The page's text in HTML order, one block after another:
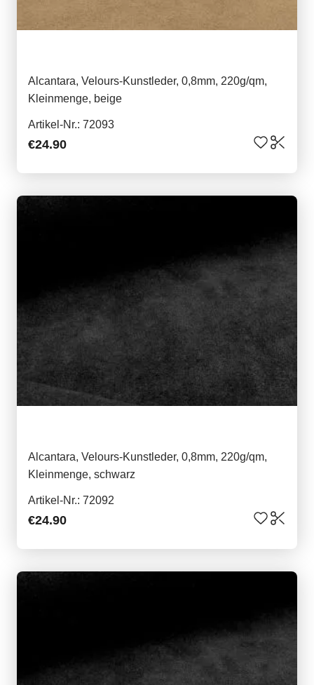
Alcantara, Velours-Kunstleder, 0,8mm, 220g/qm,
Kleinmenge, beige
Artikel-Nr.: 72093
€24.90
Alcantara, Velours-Kunstleder, 0,8mm, 220g/qm,
Kleinmenge, schwarz
Artikel-Nr.: 72092
€24.90